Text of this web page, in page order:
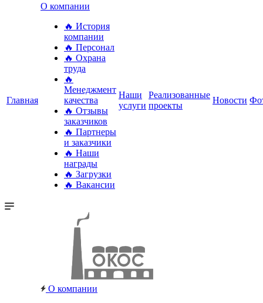
Главная
О компании
🔥 История
компании
🔥 Персонал
🔥 Охрана
труда
🔥
Менеджмент
качества
🔥 Отзывы
заказчиков
🔥 Партнеры
и заказчики
🔥 Наши
награды
🔥 Загрузки
🔥 Вакансии
Наши
услуги
Реализованные
проекты
Новости
О компании